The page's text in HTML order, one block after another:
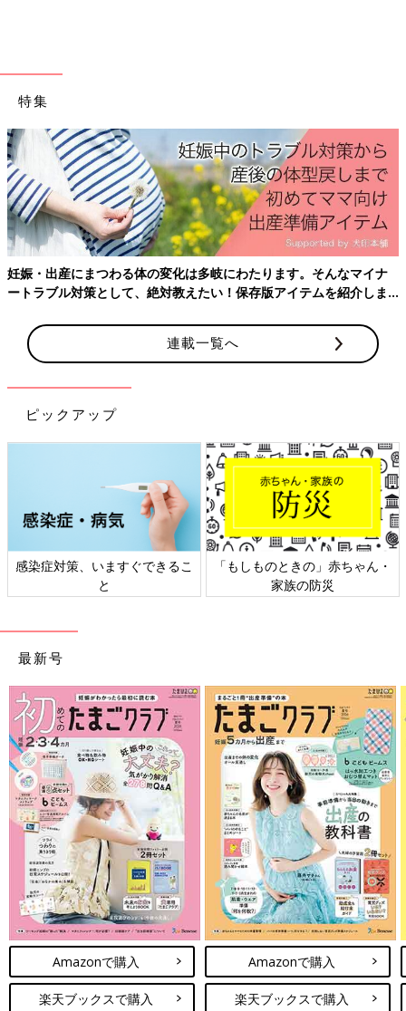
特集
妊娠・出産にまつわる体の変化は多岐にわたります。そんなマイナ
ートラブル対策として、絶対教えたい！保存版アイテムを紹介しま
連載一覧へ
ピックアップ
感染症対策、いますぐできるこ
と
「もしものときの」赤ちゃん・
家族の防災
最新号
Amazonで購入
楽天ブックスで購入
Amazonで購入
楽天ブックスで購入